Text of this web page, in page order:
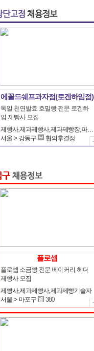
에꼴드쉐프과자점(로겐하임점)
독일 천연발효 호밀빵 전문 로겐하
임 제빵사 모집
제빵사,제과제빵사,제과제빵장,파티쉐(파티시에),제과제빵기술자
서울 > 강동구
협의후결정
플로셉
플로셉 소금빵 전문 베이커리 헤더
제빵사 모집
제빵사,제과제빵사,제과제빵기술자
서울 > 마포구
380